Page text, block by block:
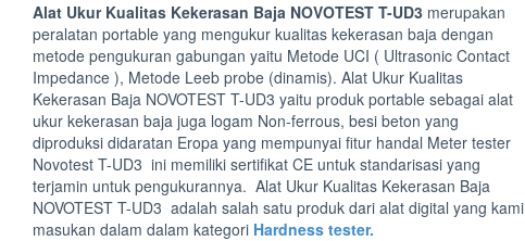
Alat Ukur Kualitas Kekerasan Baja NOVOTEST T-UD3 merupakan
peralatan portable yang mengukur kualitas kekerasan baja dengan
metode pengukuran gabungan yaitu Metode UCI ( Ultrasonic Contact
Impedance ), Metode Leeb probe (dinamis). Alat Ukur Kualitas
Kekerasan Baja NOVOTEST T-UD3 yaitu produk portable sebagai alat
ukur kekerasan baja juga logam Non-ferrous, besi beton yang
diproduksi didaratan Eropa yang mempunyai fitur handal Meter tester
Novotest T-UD3 ini memiliki sertifikat CE untuk standarisasi yang
terjamin untuk pengukurannya. Alat Ukur Kualitas Kekerasan Baja
NOVOTEST T-UD3 adalah salah satu produk dari alat digital yang kami
masukan dalam dalam kategori Hardness tester.